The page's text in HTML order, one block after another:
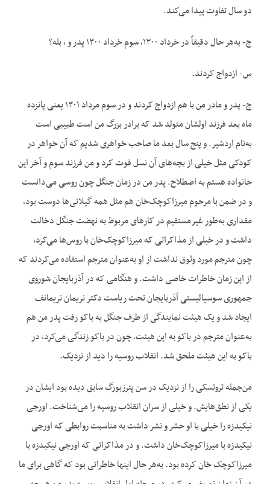
دو سال تفاوت پیدا می‌کند.
ج- به‌هر حال دقیقاً در خرداد ۱۳۰۰، سوم خرداد ۱۳۰۰ پدر و ، بله؟
س- ازدواج کردند.
ج- پدر و مادر من با هم ازدواج کردند و در سوم مرداد ۱۳۰۱ یعنی پانزده
ماه بعد فرزند اولشان متولد شد که برادر بزرگ من است طبیبی است
به‌نام اردشیر. و پنج سال بعد ما صاحب خواهری شدیم که آن خواهر در
کودکی مثل خیلی از بچه‌های آن نسل فوت کرد و من فرزند سوم و آخر این
خانواده هستم به اصطلاح. پدر من در زمان جنگل چون روسی می‌دانست
و در ضمن با مرحوم میرزاکوچک‌خان هم مثل همه گیلانی‌ها دوست بود،
مقداری به‌طور غیرمستقیم در کارهای مربوط به نهضت جنگل دخالت
داشت و در خیلی از مذاکراتی که میرزاکوچک‌خان با روس‌ها می‌کرد،
چون مترجم مورد وثوق نداشت از او به‌عنوان مترجم استفاده می‌کردند که
از این زمان خاطرات خاصی داشت. و هنگامی که در آذربایجان شوروی
جمهوری سوسیالیستی آذربایجان تحت ریاست دکتر نریمان نریمانف
ایجاد شد و یک هیئت نمایندگی از طرف جنگل به باکو رفت پدر من هم
به‌عنوان مترجم در باکو به این هیئت، چون در باکو زندگی می‌کرد، در
باکو به این هیئت ملحق شد. انقلاب روسیه را دید از نزدیک.
من‌جمله تروتسکی را از نزدیک در سن پترزبورگ سابق دیده بود ایشان در
یکی از نطق‌هایش. و خیلی از سران انقلاب روسیه را می‌شناخت. اورجی
نیکیدزه را خیلی با او حشر و نشر داشت به مناسبت روابطی که اورجی
نیکیدزه با میرزاکوچک‌خان داشت. و در مذاکراتی که اورجی نیکیدزه با
میرزاکوچک خان کرده بود. به‌هر حال اینها خاطراتی بود که گاهی برای ما